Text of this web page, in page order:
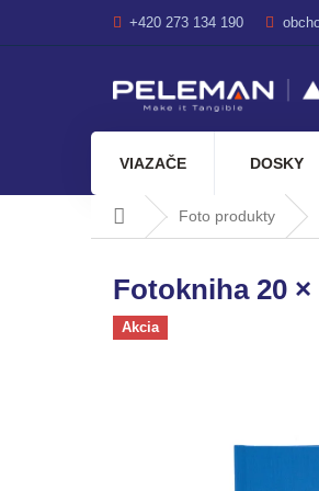
obsah
+420 273 134 190
VIAZAČE DOSKY
DomovFoto produkty
Fotokniha 20
Akcia